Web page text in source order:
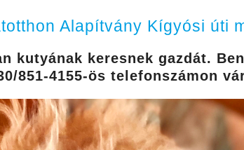
Alapítvány Kígyósi úti
kutyának keresnek gazdát.
851-4155-ös telefonszámon